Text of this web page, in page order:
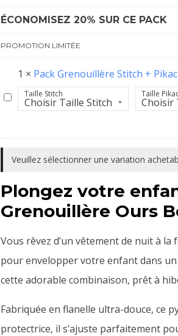
Ours
ÉCONOMISEZ 20% SUR CE PACK
PROMOTION LIMITÉE
Pack
Stitch
Bébé
1 × Pack Grenouillère Stitch +
Taille Stitch Taille
Veuillez sélectionner une variation
Plongez votre
Grenouillère Ours
Vous rêvez d’un vêtement de nuit à
pour envelopper votre enfant dans
cette adorable combinaison, prêt à
Fabriquée en flanelle ultra-douce, ce
protectrice, il s’ajuste parfaitement